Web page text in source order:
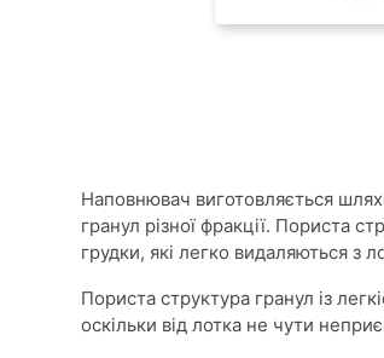
Наповнювач виготовляється
гранул різної фракції. Пориста
грудки, які легко видаляються з
Пориста структура гранул із
оскільки від лотка не чути